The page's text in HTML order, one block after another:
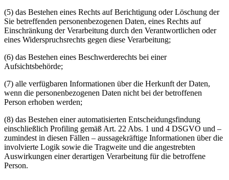
(5) das Bestehen eines Rechts auf Berichtigung oder Löschung der
Sie betreffenden personenbezogenen Daten, eines Rechts auf
Einschränkung der Verarbeitung durch den Verantwortlichen oder
eines Widerspruchsrechts gegen diese Verarbeitung;
(6) das Bestehen eines Beschwerderechts bei einer
Aufsichtsbehörde;
(7) alle verfügbaren Informationen über die Herkunft der Daten,
wenn die personenbezogenen Daten nicht bei der betroffenen
Person erhoben werden;
(8) das Bestehen einer automatisierten Entscheidungsfindung
einschließlich Profiling gemäß Art. 22 Abs. 1 und 4 DSGVO und –
zumindest in diesen Fällen – aussagekräftige Informationen über die
involvierte Logik sowie die Tragweite und die angestrebten
Auswirkungen einer derartigen Verarbeitung für die betroffene
Person.